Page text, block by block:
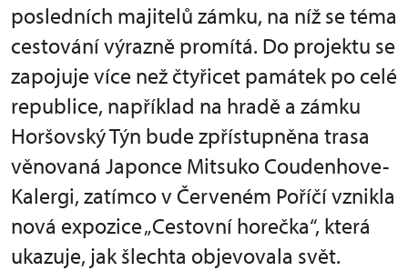
posledních majitelů zámku, na níž se téma
cestování výrazně promítá. Do projektu se
zapojuje více než čtyřicet památek po celé
republice, například na hradě a zámku
Horšovský Týn bude zpřístupněna trasa
věnovaná Japonce Mitsuko Coudenhove-
Kalergi, zatímco v Červeném Poříčí vznikla
nová expozice „Cestovní horečka“, která
ukazuje, jak šlechta objevovala svět.